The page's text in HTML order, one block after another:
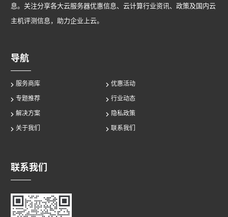
息。关注分享各大云服务器优惠信息、云计算行业资讯、政策及国内云
主机评测信息，助力企业上云。
导航
服务商库
优惠活动
专题推荐
行业动态
解决方案
隐私政策
关于我们
联系我们
联系我们